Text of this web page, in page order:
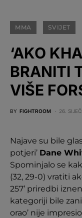
MMA SVIJET
‘AKO
BRANITI
VIŠE
BY FIGHTROOM 26.
Najave su bile
potjeri’ Dane
Spominjalo se
(32, 29-0) vratiti
257’ priredbi
kategoriji bile
orao’ nije